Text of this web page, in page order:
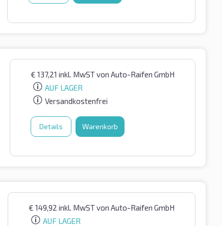
€ 137,21 inkl. MwSTvon Auto-Raifen GmbH
AUF LAGER
Versandkostenfrei
Details Warenkorb
€ 149,92 inkl. MwSTvon Auto-Raifen GmbH
AUF LAGER